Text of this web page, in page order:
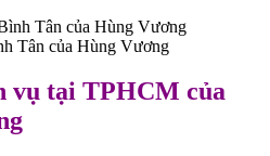
Tân của Hùng Vương
vụ tại TPHCM của